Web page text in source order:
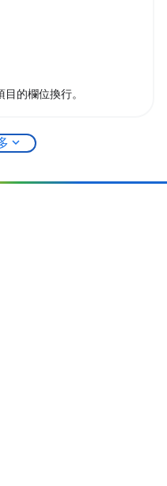
的欄位換行。
expand_more